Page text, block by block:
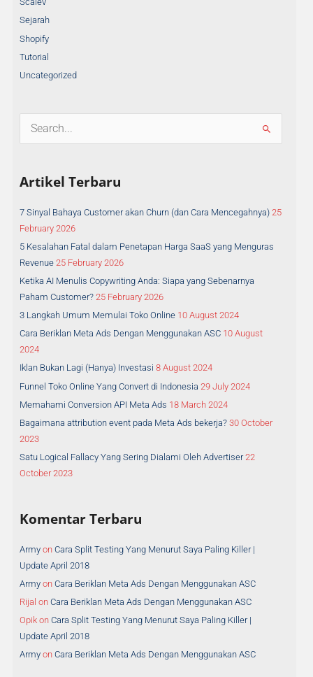
Sejarah
Shopify
Tutorial
Uncategorized
r
h
f
o
r
:
Artikel Terbaru
7 Sinyal Bahaya Customer akan Churn (dan Cara Mencegahnya) 25
February 2026
5 Kesalahan Fatal dalam Penetapan Harga SaaS yang Menguras
Revenue 25 February 2026
Ketika AI Menulis Copywriting Anda: Siapa yang Sebenarnya
Paham Customer? 25 February 2026
3 Langkah Umum Memulai Toko Online 10 August 2024
Cara Beriklan Meta Ads Dengan Menggunakan ASC 10 August
2024
Iklan Bukan Lagi (Hanya) Investasi 8 August 2024
Funnel Toko Online Yang Convert di Indonesia 29 July 2024
Memahami Conversion API Meta Ads 18 March 2024
Bagaimana attribution event pada Meta Ads bekerja? 30 October
2023
Satu Logical Fallacy Yang Sering Dialami Oleh Advertiser 22
October 2023
Komentar Terbaru
Army onCara Split Testing Yang Menurut Saya Paling Killer |
Update April 2018
Army onCara Beriklan Meta Ads Dengan Menggunakan ASC
Rijal onCara Beriklan Meta Ads Dengan Menggunakan ASC
Opik onCara Split Testing Yang Menurut Saya Paling Killer |
Update April 2018
Army onCara Beriklan Meta Ads Dengan Menggunakan ASC